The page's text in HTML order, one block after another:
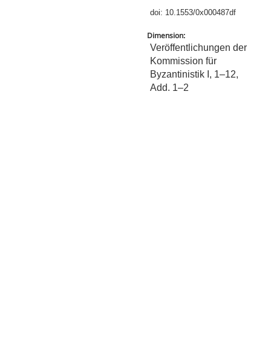
doi: 10.1553/0x000487df
Dimension:
Veröffentlichungen der
Kommission für
Byzantinistik I, 1–12,
Add. 1–2